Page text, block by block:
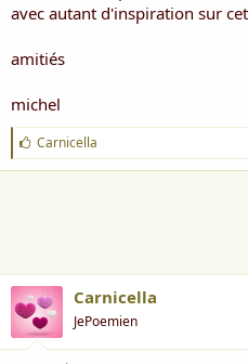
avec autant d'inspiration sur
amitiés
michel
J
'
a
Carnicella
Carnicella
JePoemien